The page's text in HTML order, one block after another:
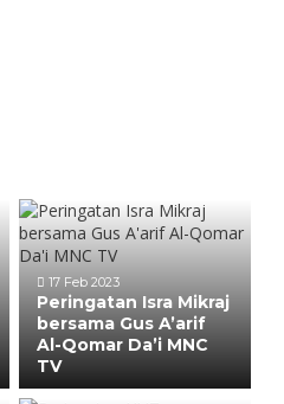
17 Feb 2023
Peringatan Isra Mikraj
bersama Gus A’arif
Al-Qomar Da’i MNC
TV